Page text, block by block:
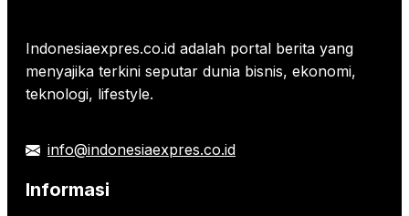
Indonesiaexpres.co.id adalah portal berita yang
menyajika terkini seputar dunia bisnis, ekonomi,
teknologi, lifestyle.
info@indonesiaexpres.co.id
Informasi